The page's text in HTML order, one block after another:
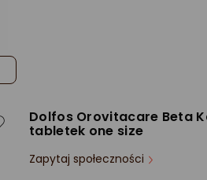
Dolfos Orovitacare Beta
tabletek one size
Zapytaj społeczności